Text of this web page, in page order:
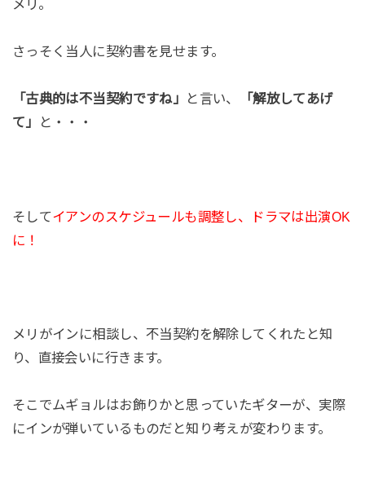
メリ。
さっそく当人に契約書を見せます。
「古典的は不当契約ですね」 と言い、
「解放してあげ
て」
と・・・
そしてイアンのスケジュールも調整し、ドラマは出演OK
に！
メリがインに相談し、不当契約を解除してくれたと知
り、直接会いに行きます。
そこでムギョルはお飾りかと思っていたギターが、実際
にインが弾いているものだと知り考えが変わります。